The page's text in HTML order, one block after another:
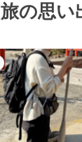
旅の思い